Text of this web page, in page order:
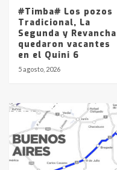
#Timba# Los pozos
Tradicional, La
Segunda y Revancha
quedaron vacantes
en el Quini 6
5 agosto, 2026